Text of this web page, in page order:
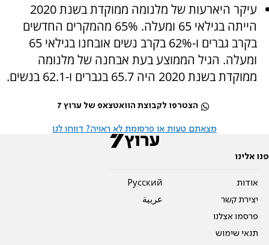
עיקר היארעות של מלנומה ממוקדת בשנת 2020
הייתה בגילאי 65 ומעלה. 65% מהמקרים החדשים
בקרב גברים ו-62% בקרב נשים אובחנו בגילאי 65
ומעלה. הגיל הממוצע בעת אבחנה של מלנומה
ממוקדת בשנת 2020 היה 65.7 בגברים ו-62.1 בנשים.
הצטרפו לקבוצת הוואטצאפ של ערוץ 7
מצאתם טעות או פרסומת לא ראויה? דווחו לנו
פנו אלינו
אודות
יצירת קשר
פרסמו אצלנו
תנאי שימוש
Pусский
عربية